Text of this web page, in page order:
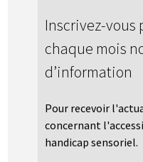
Inscrivez-vous
chaque mois
d’information
Pour recevoir
concernant
handicap sensoriel.